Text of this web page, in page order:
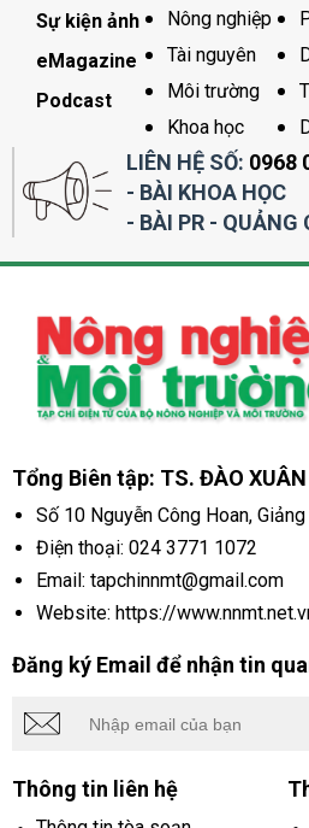
Sự kiện ảnh
eMagazine
Podcast
Nông nghiệp
Tài nguyên
Môi trường
Khoa học
LIÊN HỆ SỐ: 0968
- BÀI KHOA HỌC
- BÀI PR - QUẢNG
Tổng Biên tập: TS. ĐÀO
Số 10 Nguyễn Công Hoan,
Điện thoại: 024 3771 1072
Email: tapchinnmt@gmail.com
Website: https://
Đăng ký Email để nhận tin
Thông tin liên hệ